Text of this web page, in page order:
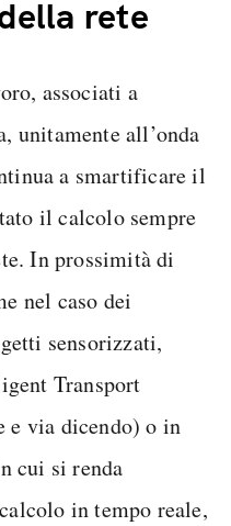
rete
associati a
unitamente all’onda
a smartificare il
il calcolo sempre
In prossimità di
nel caso dei
sensorizzati,
Transport
e via dicendo) o in
cui si renda
in tempo reale,